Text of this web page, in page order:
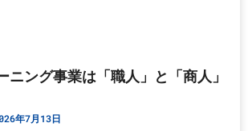
ニング事業は「職人」と「商人」
年7月13日